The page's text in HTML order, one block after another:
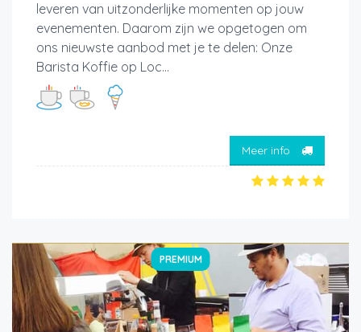
leveren van uitzonderlijke momenten op jouw
evenementen. Daarom zijn we opgetogen om
ons nieuwste aanbod met je te delen: Onze
Barista Koffie op Loc...
Meer info
PREMIUM